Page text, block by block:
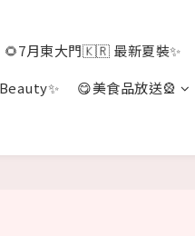
🌻7月東大門🇰🇷 最新夏裝✨
😋美食品放送🎡